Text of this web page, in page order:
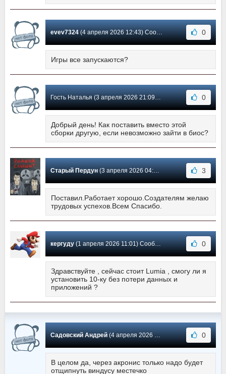
evev7324(4 апреля 2026 12:43) Сообщение #11 0
Игры все запускаются?
Гость Наталья (3 апреля 2026 21:09) Сообщение #10 0
Добрый день! Как поставить вместо этой
сборки другую, если невозможно зайти в биос?
Старый Пердун(3 апреля 2026 04:16) Сообщение #9 3
Поставил.Работает хорошо.Создателям желаю
трудовых успехов.Всем Спасибо.
кергуду(1 апреля 2026 11:01) Сообщение #8 0
Здравствуйте , сейчас стоит Lumia , смогу ли я
установить 10-ку без потери данных и
приложений ?
Садовский Андрей(4 апреля 2026 16:36) Сообщение #7 0
В целом да, через акронис только надо будет
отщипнуть виндусу местечко